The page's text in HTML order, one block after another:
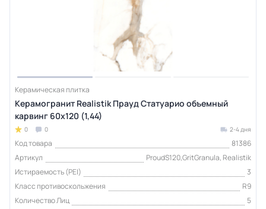
Керамическая плитка
Керамогранит Realistik Прауд Статуарио объемный
карвинг 60x120 (1,44)
0 0 2-4 дня
Код товара
81386
Артикул
ProudS120,GritGranula, Realistik
Истираемость (PEI)
3
Класс противоскольжения
R9
Количество Лиц
5